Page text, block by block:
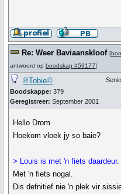
Re: Weer Baviaanskloof [
antwoord op boodskap #59177]
®Tobie©
Boodskappe: 379
Geregistreer: September 2001
Hello Drom
Hoekom vloek jy so baie?
> Louis is met 'n fiets daardeur.
Met 'n fiets nogal.
Dis defnitief nie 'n plek vir